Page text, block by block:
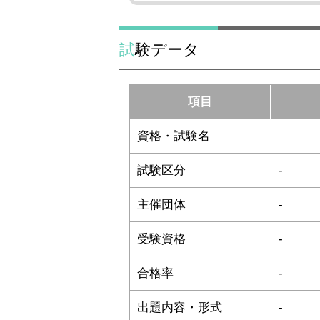
試験データ
項目
資格・試験名
試験区分 -
主催団体 -
受験資格 -
合格率 -
出題内容・形式 -